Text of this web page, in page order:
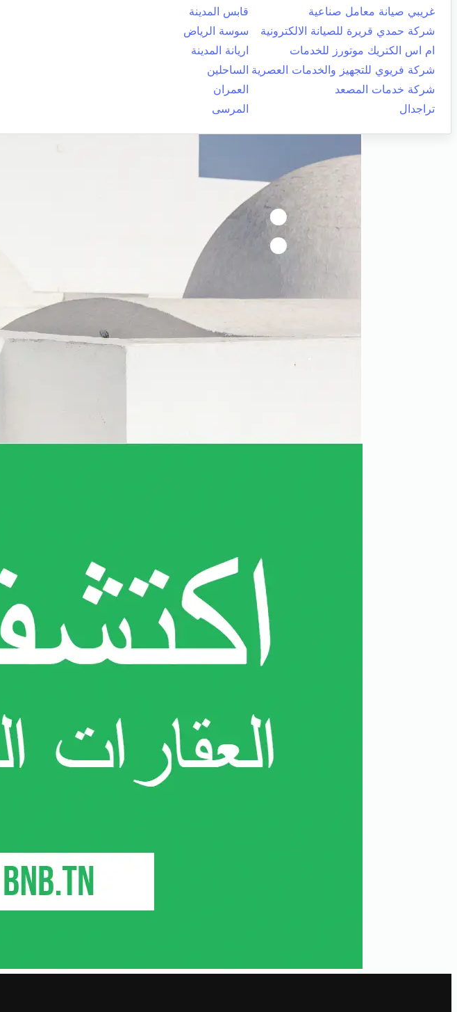
غريبي صيانة معامل صناعية
قابس المدينة
شركة حمدي قريرة للصيانة الالكترونية
سوسة الرياض
ام اس الكتريك موتورز للخدمات
اريانة المدينة
شركة فريوي للتجهيز والخدمات العصرية الساحلين
شركة خدمات المصعد
العمران
تراجدال
المرسى